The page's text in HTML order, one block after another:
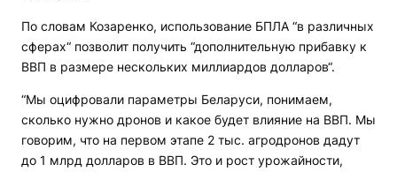
По словам Козаренко, использование БПЛА “в различных
сферах“ позволит получить “дополнительную прибавку к
ВВП в размере нескольких миллиардов долларов“.
“Мы оцифровали параметры Беларуси, понимаем,
сколько нужно дронов и какое будет влияние на ВВП. Мы
говорим, что на первом этапе 2 тыс. агродронов дадут
до 1 млрд долларов в ВВП. Это и рост урожайности,